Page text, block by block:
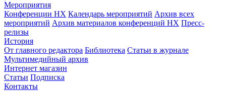
Мероприятия
Конференции НХ Календарь мероприятий Архив всех
мероприятий Архив материалов конференций НХ Пресс-
релизы
История
От главного редактора Библиотека Статьи в журнале
Мультимедийный архив
Интернет магазин
Статьи Подписка
Контакты